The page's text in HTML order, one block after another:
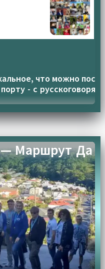
что можно пос
- с русскоговоря
Маршрут Да